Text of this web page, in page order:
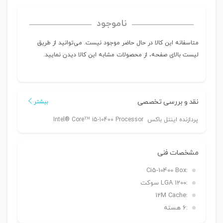
ناموجود
متاسفانه این کالا در حال حاضر موجود نیست. می‌توانید از طریق
لیست بالای صفحه، از محصولات مشابه این کالا دیدن نمایید.
نقد و بررسی تخصصی بیشتر
پردازنده اینتل باکس Intel® Core™ i5-10400 Processor
مشخصات فنی
:
Ci5-10400 Box
:LGA 1200 سوکت
:
12M Cache
:6 هسته